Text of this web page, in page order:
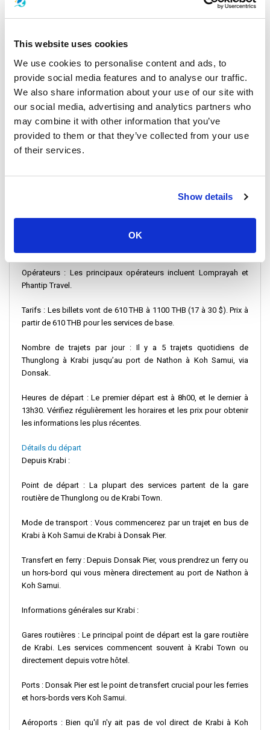
This website uses cookies
We use cookies to personalise content and ads, to
provide social media features and to analyse our traffic.
We also share information about your use of our site with
our social media, advertising and analytics partners who
may combine it with other information that you’ve
provided to them or that they’ve collected from your use
of their services.
Show details
OK
Horaires et tarifs de Krabi à Koh Samui
Vous planifiez un voyage de Krabi à
recherchiez une balade pittoresque en ferry de Krabi à Koh Samui
savoir sur les horaires, les prix et les conseils de voyage pour
rendre votre trajet agréable et sans encombre.
Voyager deKrabi à Koh Samuiimplique une combinaison de
services en bus et en ferry ou en hors-bord. La distance totale est
d’environ 280 miles (450 km), et le trajet prend généralement
: C'est l'option la plus courante, offrant
, où vous embarquerez sur un ferry
Opérateurs : Les principaux opérateurs incluent Lomprayah et
Phantip Travel .
Tarifs : Les billets vont de 610 THB à 1100 THB (17 à 30 $).Prix à
partir de 610 THB pour les services de base.
Nombre de trajets par jour: Il y a 5 trajets quotidiens de
Thunglong à Krabi jusqu’au port de Nathon à Koh Samui, via
Donsak.
Heures de départ : Le premier départ est à 8h00, et le dernier à
13h30. Vérifiez régulièrement les horaires et les prix pour obtenir
les informations les plus récentes.
Détails du départ
Depuis Krabi :
Point de départ : La plupart des services partent de la gare
routière de Thunglong ou de Krabi Town.
Mode de transport : Vous commencerez par un trajet en bus de
Krabi à Koh Samui de Krabi à Donsak Pier.
Transfert en ferry: Depuis Donsak Pier, vous prendrez un ferry ou
un hors-bord qui vous mènera directement au port de Nathon à
Koh Samui.
Informations générales sur Krabi :
Gares routières: Le principal point de départ est la gare routière
de Krabi. Les services commencent souvent à Krabi Town ou
directement depuis votre hôtel.
Ports : Donsak Pierest le point de transfert crucial pour les ferries
et hors-bords vers Koh Samui.
Aéroports : Bien qu'il n'y ait pas de vol direct de Krabià Koh